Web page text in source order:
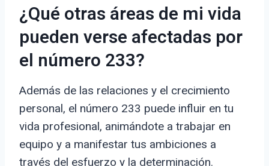
¿Qué otras áreas de mi vida
pueden verse afectadas por
el número 233?
Además de las relaciones y el crecimiento
personal, el número 233 puede influir en tu
vida profesional, animándote a trabajar en
equipo y a manifestar tus ambiciones a
través del esfuerzo y la determinación.